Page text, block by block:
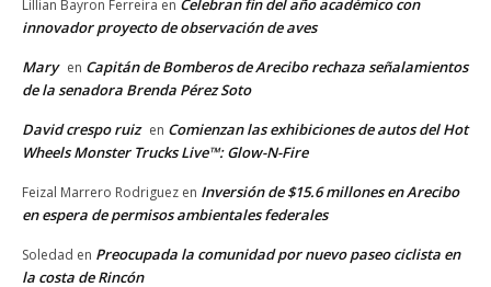
Lillian Bayron Ferreira en Celebran fin del año académico con
innovador proyecto de observación de aves
Mary en Capitán de Bomberos de Arecibo rechaza señalamientos
de la senadora Brenda Pérez Soto
David crespo ruiz en Comienzan las exhibiciones de autos del Hot
Wheels Monster Trucks Live™: Glow-N-Fire
Feizal Marrero Rodriguez en Inversión de $15.6 millones en Arecibo
en espera de permisos ambientales federales
Soledad en Preocupada la comunidad por nuevo paseo ciclista en
la costa de Rincón